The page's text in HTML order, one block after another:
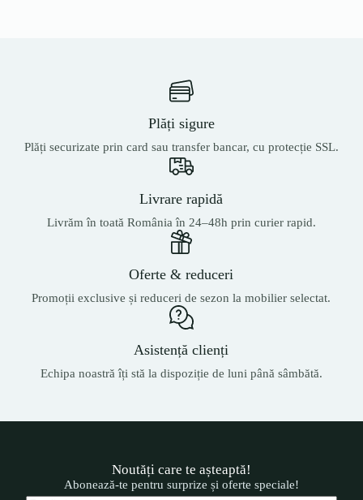
Plăți sigure
Plăți securizate prin card sau transfer bancar, cu protecție SSL.
Livrare rapidă
Livrăm în toată România în 24–48h prin curier rapid.
Oferte & reduceri
Promoții exclusive și reduceri de sezon la mobilier selectat.
Asistență clienți
Echipa noastră îți stă la dispoziție de luni până sâmbătă.
Noutăți care te așteaptă!
Abonează-te pentru surprize și oferte speciale!